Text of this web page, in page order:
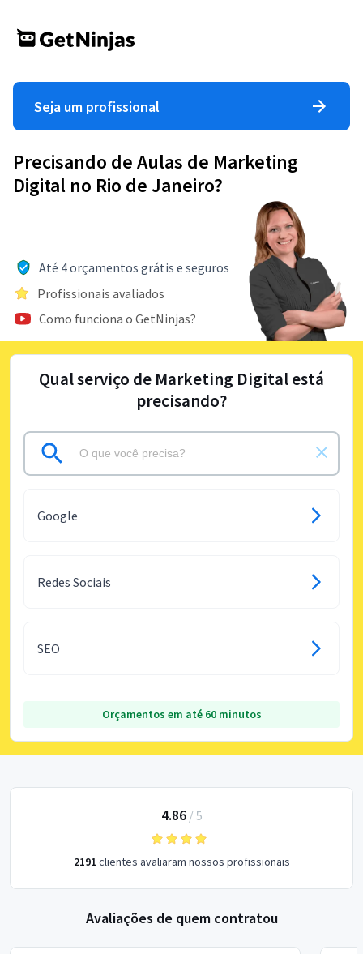
Seja um profissional
Precisando de Aulas de Marketing
Digital no Rio de Janeiro?
Até 4 orçamentos grátis e seguros
Profissionais avaliados
Como funciona o GetNinjas?
Qual serviço de Marketing Digital está
precisando?
Google
Redes Sociais
SEO
Orçamentos em até 60 minutos
4.86/ 5
2191 clientes avaliaram nossos profissionais
Avaliações de quem contratou